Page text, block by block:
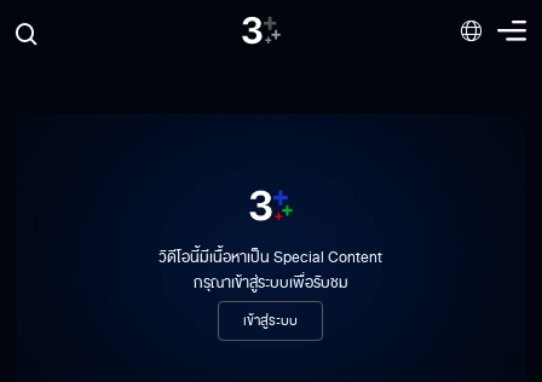
วิดีโอนี้มีเนื้อหาเป็น Special Content
กรุณาเข้าสู่ระบบเพื่อรับชม
เข้าสู่ระบบ